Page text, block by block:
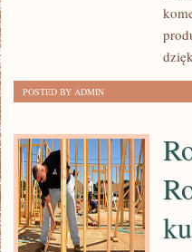
POSTED BY ADMIN